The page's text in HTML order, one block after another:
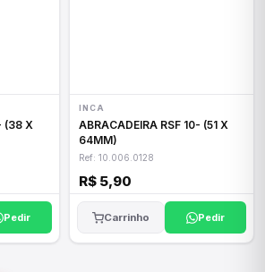
Pedir
INCA
ABRACADEIRA RSF 10- (51 X
64MM)
Ref: 10.006.0128
R$ 5,90
Carrinho Pedir